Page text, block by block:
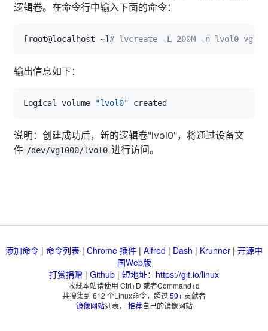
逻辑卷。在命令行中输入下面的命令：
[ root@localhost ~] # lvcreate -L 200M -n lvol0 vg1000
输出信息如下：
Logical volume "lvol0"
说明：创建成功后，新的逻辑卷"lvol0"，将通过设备文
件 /dev/vg1000/lvol0 进行访问。
添加命令 | 命令列表 | Chrome 插件 | Alfred | Dash | Krunner | 开源中
国Web版
打赏捐赠 | Github | 短地址：https://git.io/linux
收藏本站请使用 Ctrl+D 或者Command+d
共搜集到 612 个Linux命令，超过50+贡献者
镜像网站列表， 推荐自己的镜像网站